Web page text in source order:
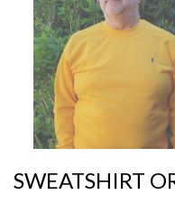
SWEATSHIRT